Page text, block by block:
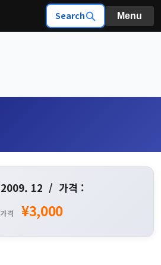
Search Menu
2009. 12 / 가격 :
가격 ¥3,000